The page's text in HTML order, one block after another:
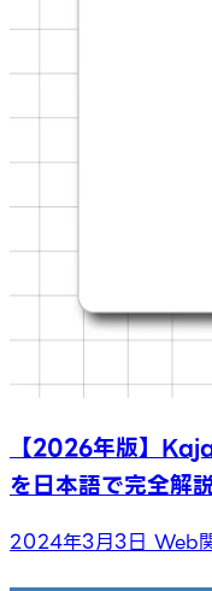
【2026年版】
を日本語で完全解
2024年3月3日 Web